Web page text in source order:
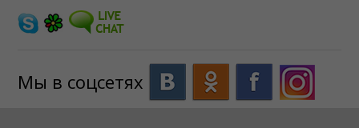
Мы в соцсетях